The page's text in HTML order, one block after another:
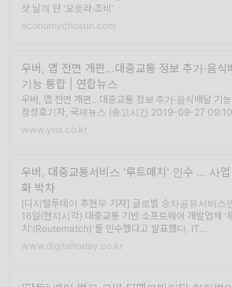
샷 날개 단 ‘오로라·조비’
economychosun.com
우버, 앱 전면 개편…대중교통 정보 추가·음식
기능 통합 | 연합뉴스
우버, 앱 전면 개편…대중교통 정보 추가·음식배달 기능
정성호기자, 국제뉴스 (송고시간 2019-09-27
www.yna.co.kr
우버, 대중교통서비스 '루트매치' 인수 ... 사
화 박차
[디지털투데이 추현우 기자] 글로벌 승차공유서비스
16일(현지시각) 대중교통 기반 소프트웨어 개발업체 '
치'(Routematch)'를 인수했다고 발표했다. IT...
www.digitaltoday.co.kr